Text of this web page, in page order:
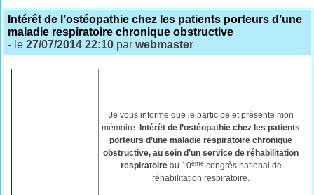
Intérêt de l’ostéopathie chez les patients porteurs d’une
maladie respiratoire chronique obstructive
- le27/07/2014 22:10 parwebmaster
Je vous informe que je participe et présente mon
mémoire: Intérêt de l’ostéopathie chez les patients
porteurs d’une maladie respiratoire chronique
obstructive, au sein d’un service de réhabilitation
respiratoireau 10èmecongrès national de
réhabilitation respiratoire.